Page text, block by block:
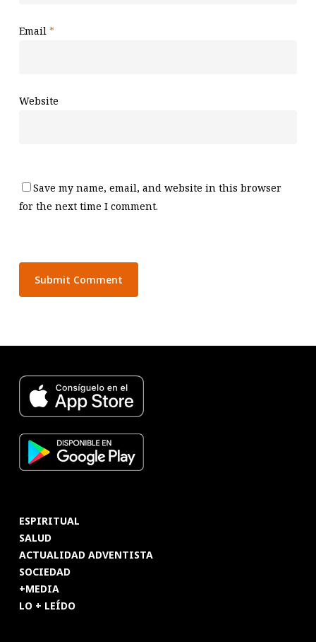
Email *
Website
Save my name, email, and website in this browser
for the next time I comment.
ESPIRITUAL
SALUD
ACTUALIDAD ADVENTISTA
SOCIEDAD
+MEDIA
LO + LEÍDO